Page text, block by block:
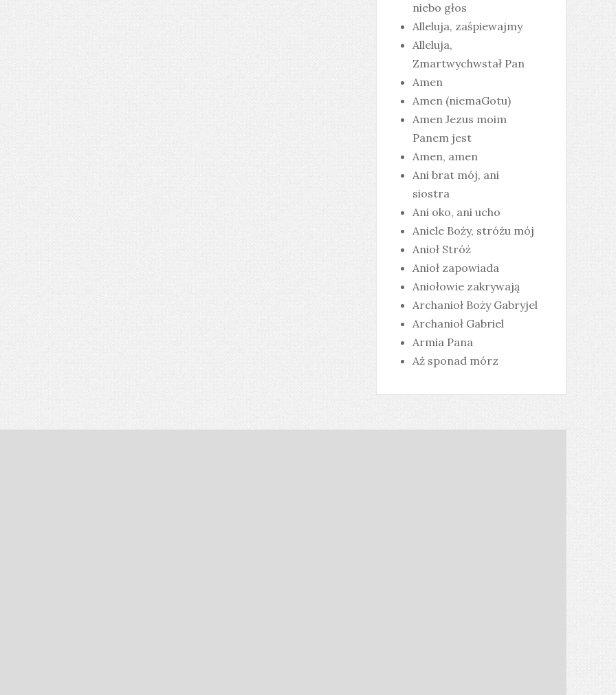
niebo głos
Alleluja, zaśpiewajmy
Alleluja,
Zmartwychwstał Pan
Amen
Amen (niemaGotu)
Amen Jezus moim
Panem jest
Amen, amen
Ani brat mój, ani
siostra
Ani oko, ani ucho
Aniele Boży, stróżu mój
Anioł Stróż
Anioł zapowiada
Aniołowie zakrywają
Archanioł Boży Gabryjel
Archanioł Gabriel
Armia Pana
Aż sponad mórz